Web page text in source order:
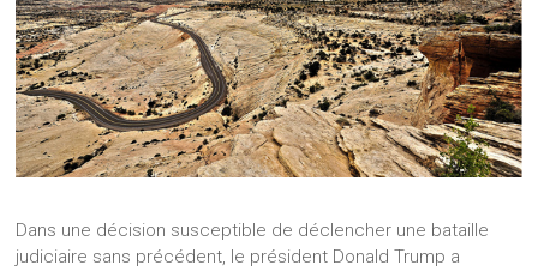
Dans une décision susceptible de déclencher une bataille
judiciaire sans précédent, le président Donald Trump a